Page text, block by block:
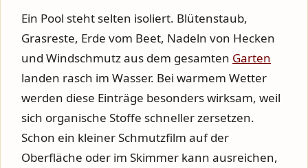
Ein Pool steht selten isoliert. Blütenstaub,
Grasreste, Erde vom Beet, Nadeln von Hecken
und Windschmutz aus dem gesamten Garten
landen rasch im Wasser. Bei warmem Wetter
werden diese Einträge besonders wirksam, weil
sich organische Stoffe schneller zersetzen.
Schon ein kleiner Schmutzfilm auf der
Oberfläche oder im Skimmer kann ausreichen,